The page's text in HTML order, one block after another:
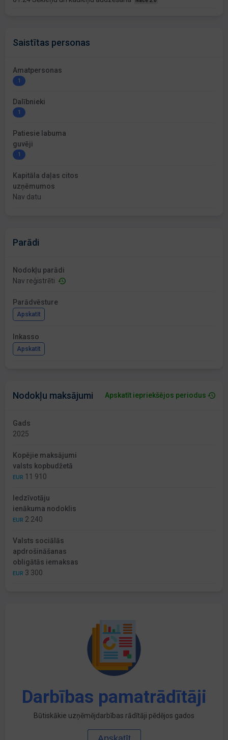
Saistītas personas
Amatpersonas
1
Dalībnieki
1
Patiesie labuma
guvēji
1
Kapitāla daļas citos
uzņēmumos
Nav datu
Parādi
Nodokļu parādi
Nav reģistrēti
Parādvēsture
Apskatīt
Inkasso
Apskatīt
Nodokļu maksājumi Apskatīt iepriekšējos periodus
Gads
2025
Kopējie maksājumi
valsts kopbudžetā
EUR 11 910
Iedzīvotāju
ienākuma nodoklis
EUR 2 240
Valsts sociālās
apdrošināšanas
obligātās iemaksas
EUR 3 300
Darbības pamatrādītāji
Būtiskākie uzņēmējdarbības rādītāji pēdējos gados